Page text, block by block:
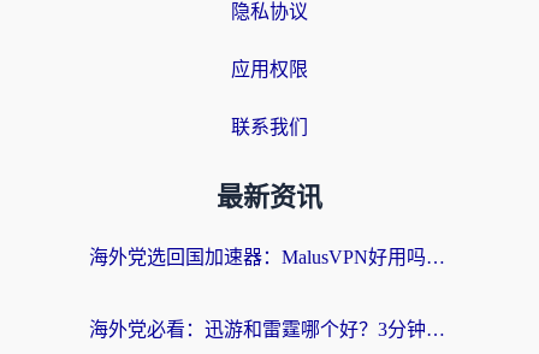
隐私协议
应用权限
联系我们
最新资讯
海外党选回国加速器：MalusVPN好用吗？和快帆VPN哪个好？附真实对比与避坑指南
海外党必看：迅游和雷霆哪个好？3分钟教你选对回国加速器，无缝刷国内剧玩手游